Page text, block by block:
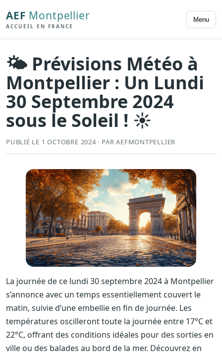
AEF Montpellier
ACCUEIL EN FRANCE
Menu
🌤️ Prévisions Météo à
Montpellier : Un Lundi
30 Septembre 2024
sous le Soleil ! ☀️
PUBLIÉ LE 1 OCTOBRE 2024 · PAR AEFMONTPELLIER
La journée de ce lundi 30 septembre 2024 à Montpellier
s’annonce avec un temps essentiellement couvert le
matin, suivie d’une embellie en fin de journée. Les
températures oscilleront toute la journée entre 17°C et
22°C, offrant des conditions idéales pour des sorties en
ville ou des balades au bord de la mer. Découvrez en